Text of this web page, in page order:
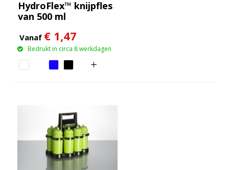
HydroFlex™ knijpfles
van 500 ml
Vanaf € 1,47
Bedrukt in circa 8 werkdagen